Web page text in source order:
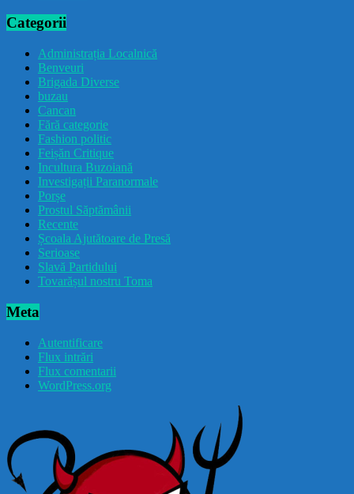
Categorii
Administrația Localnică
Benveuri
Brigada Diverse
buzau
Cancan
Fără categorie
Fashion politic
Feișăn Critique
Incultura Buzoiană
Investigații Paranormale
Porșe
Prostul Săptămânii
Recente
Școala Ajutătoare de Presă
Serioase
Slavă Partidului
Tovarășul nostru Toma
Meta
Autentificare
Flux intrări
Flux comentarii
WordPress.org